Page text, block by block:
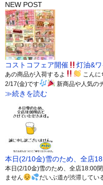
NEW POST
コストコフェア開催 灯油&
あの商品が入荷するよ
こんに
2/17(金)です
新商品や人気の
≫続きを読む
本日(2/10金)雪のため、全店
本日(2/10金)雪のため、全店18:00
ません
だいぶ道が渋滞してい